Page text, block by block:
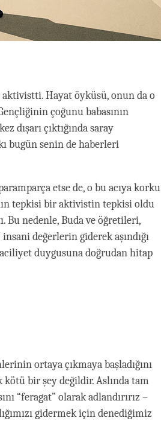
Hayat öyküsü, onun da o
çoğunu babasının
dışarı çıktığında saray
bugün senin de haberleri
etse de, o bu acıya korku
tepkisi bir aktivistin tepkisi oldu
Bu nedenle, Buda ve öğretileri,
değerlerin giderek aşındığı
duygusuna doğrudan hitap
ortaya çıkmaya başladığını
bir şey değildir. Aslında tam
“feragat” olarak adlandırırız –
gidermek için denediğimiz